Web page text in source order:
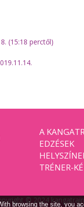
(15:18 perctől)
A
EDZÉSEK
TRÉNER-
© 2024
browsing the site, you